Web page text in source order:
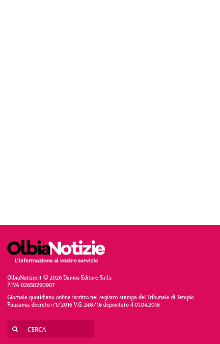
OlbiaNotizie.it © 2026 Damos Editore S.r.l.s
P.IVA 02650290907
Giornale quotidiano online iscritto nel registro stampa del Tribunale di Tempio
Pausania, decreto n°1/2016 V.G. 248/16 depositato il 01.04.2016